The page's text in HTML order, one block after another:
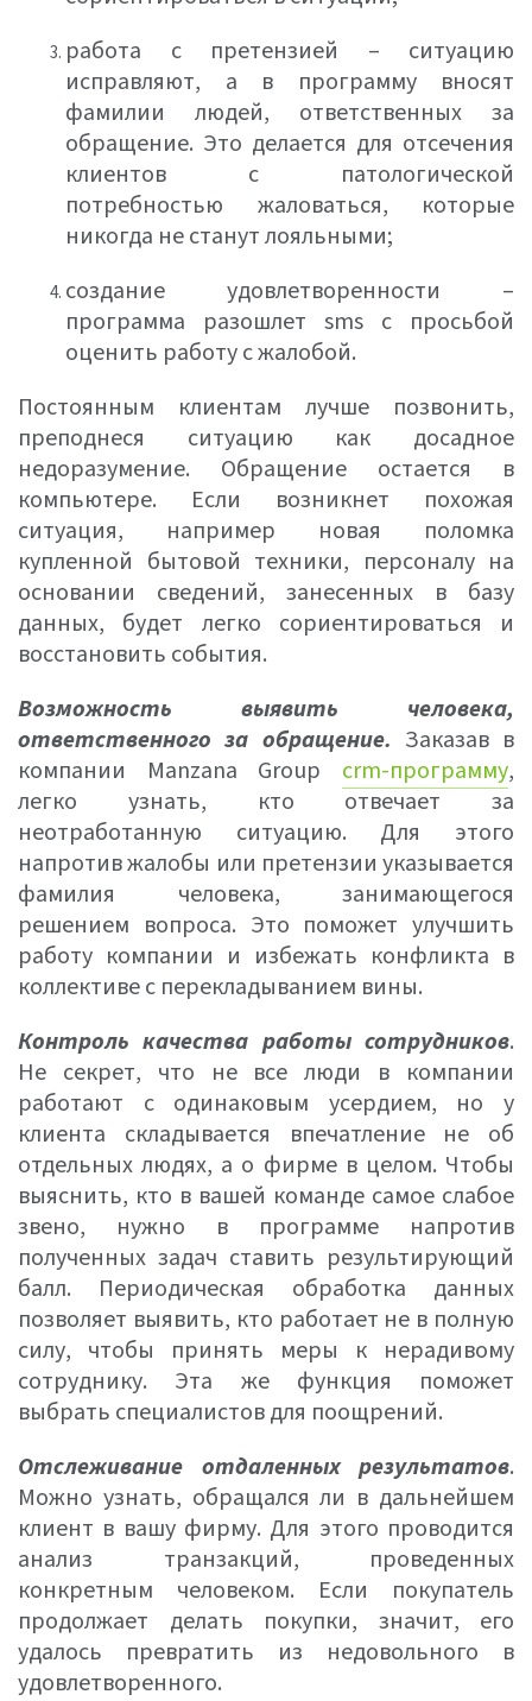
работа с претензией – ситуацию
исправляют, а в программу вносят
фамилии людей, ответственных за
обращение. Это делается для отсечения
клиентов с патологической
потребностью жаловаться, которые
никогда не станут лояльными;
создание удовлетворенности –
программа разошлет sms с просьбой
оценить работу с жалобой.
Постоянным клиентам лучше позвонить,
преподнеся ситуацию как досадное
недоразумение. Обращение остается в
компьютере. Если возникнет похожая
ситуация, например новая поломка
купленной бытовой техники, персоналу на
основании сведений, занесенных в базу
данных, будет легко сориентироваться и
восстановить события.
Возможность выявить человека,
ответственного за обращение. Заказав в
компании Manzana Group crm-программу,
легко узнать, кто отвечает за
неотработанную ситуацию. Для этого
напротив жалобы или претензии указывается
фамилия человека, занимающегося
решением вопроса. Это поможет улучшить
работу компании и избежать конфликта в
коллективе с перекладыванием вины.
Контроль качества работы сотрудников.
Не секрет, что не все люди в компании
работают с одинаковым усердием, но у
клиента складывается впечатление не об
отдельных людях, а о фирме в целом. Чтобы
выяснить, кто в вашей команде самое слабое
звено, нужно в программе напротив
полученных задач ставить результирующий
балл. Периодическая обработка данных
позволяет выявить, кто работает не в полную
силу, чтобы принять меры к нерадивому
сотруднику. Эта же функция поможет
выбрать специалистов для поощрений.
Отслеживание отдаленных результатов.
Можно узнать, обращался ли в дальнейшем
клиент в вашу фирму. Для этого проводится
анализ транзакций, проведенных
конкретным человеком. Если покупатель
продолжает делать покупки, значит, его
удалось превратить из недовольного в
удовлетворенного.